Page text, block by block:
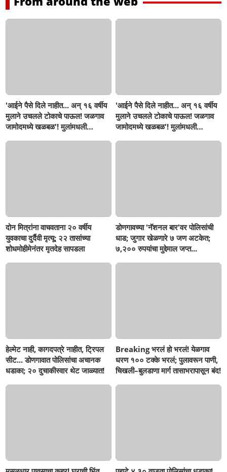
'आईने पैसे दिले नाहीत... अन् १६ वर्षीय
मुलाने उचलले टोकाचे पाऊल! जळगाव
जामोदमध्ये खळबळ'! मुलांमधली
'आईने पैसे दिले नाहीत... अन् १६ वर्षीय
मुलाने उचलले टोकाचे पाऊल! जळगाव
जामोदमध्ये खळबळ'! मुलांमधली
दोन मित्रांना वाचवताना २० वर्षीय
युवकाचा दुर्दैवी मृत्यू; २२ तासांच्या
शोधमोहीमेनंतर मृतदेह सापडला
डोणगावच्या 'नॅशनल बार'वर पोलिसांची
धाड; जुगार खेळणारे ७ जण अटकेत;
७,२०० रुपयांचा मुद्देमाल जप्त...
हेल्मेट नाही, कागदपत्रे नाहीत, ट्रिपल
सीट... डोणगावात पोलिसांचा अचानक
धडाका; २० दुचाकीस्वार थेट जाळ्यात!
Breaking भरलं हो भरलं! येळगाव
धरण १०० टक्के भरलं; पुलावरून पाणी,
चिखली–बुलडाणा मार्ग तासाभरापासून बंद!